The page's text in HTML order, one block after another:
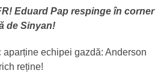
Eduard Pap respinge în corner
de Sinyan!
aparține echipei gazdă: Anderson
reține!